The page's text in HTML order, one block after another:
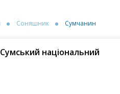
Соняшник Сумчанин
національний